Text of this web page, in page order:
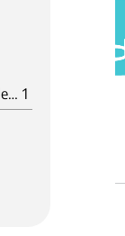
derechos de niños, niñas y adolescentes 1